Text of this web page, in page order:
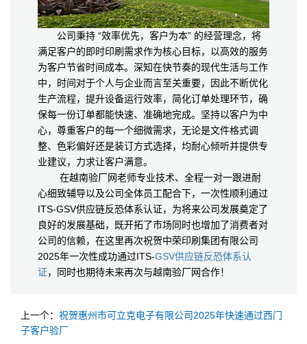
公司秉持 “效率优先，客户为本” 的经营理念，将
满足客户的即时印刷需求作为核心目标，以高效的服务
为客户节省时间成本。深知在快节奏的现代生活与工作
中，时间对于个人与企业而言至关重要，因此不断优化
生产流程，提升设备运行效率，简化订单处理环节，确
保每一份订单都能快速、准确地完成。坚持以客户为中
心，尊重客户的每一个细微需求，无论是文件格式调
整、色彩偏好还是装订方式选择，均耐心倾听并提供专
业建议，力求让客户满意。
在越南验厂网老师专业技术、全程一对一跟进耐
心细致辅导以及公司全体员工配合下，一次性顺利通过
ITS-GSV供应链反恐体系认证，为将来公司发展奠定了
良好的发展基础，既开拓了市场同时也增加了消费者对
公司的信赖，在这里再次祝贺中荣印刷集团有限公司
2025年一次性成功通过ITS-GSV供应链反恐体系认
证，同时也期待未来再次与越南验厂网合作！
上一个： 祝贺惠州市可立克电子有限公司2025年快速通过西门
子客户验厂